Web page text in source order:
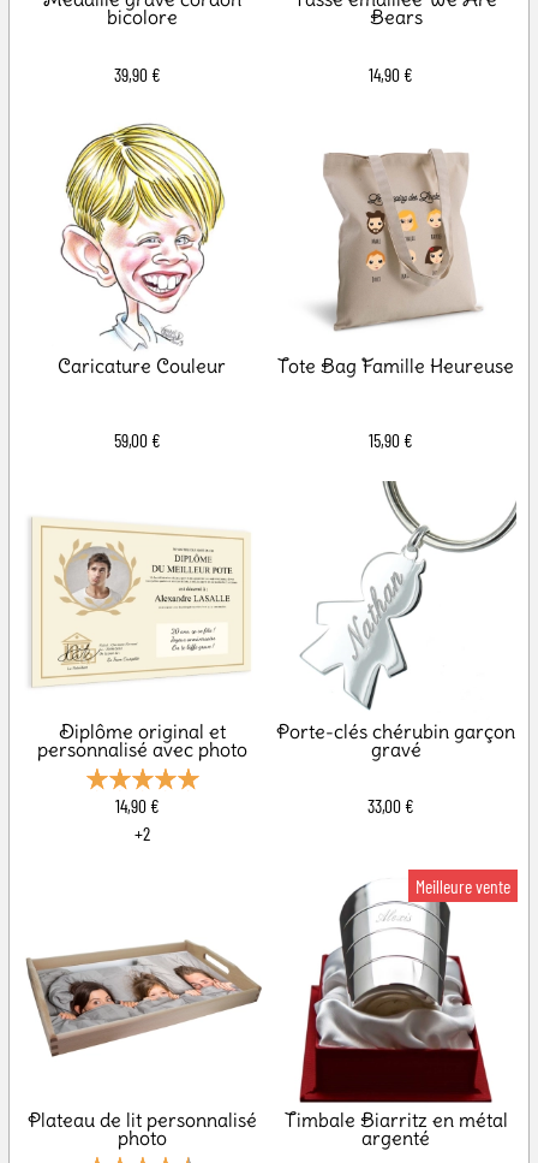
bicolore
39,90 €
Bears
14,90 €
Caricature Couleur
59,00 €
Tote Bag Famille Heureuse
15,90 €
Diplôme original et
personnalisé avec photo
14,90 €
+2
Porte-clés chérubin garçon
gravé
33,00 €
Plateau de lit personnalisé
photo
Timbale Biarritz en métal
argenté